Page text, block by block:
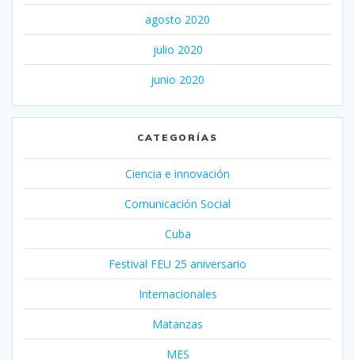
agosto 2020
julio 2020
junio 2020
CATEGORÍAS
Ciencia e innovación
Comunicación Social
Cuba
Festival FEU 25 aniversario
Internacionales
Matanzas
MES